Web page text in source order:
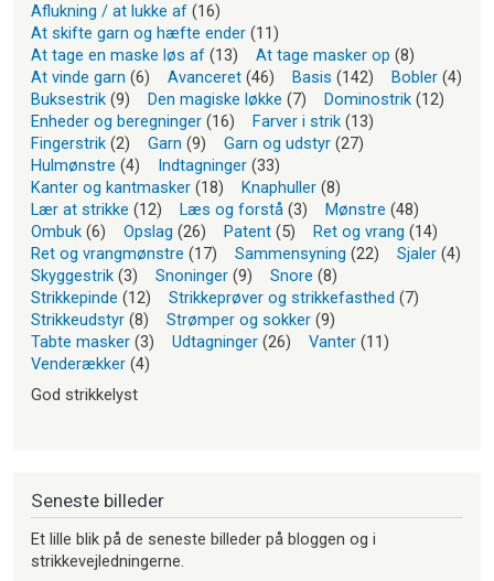
Aflukning / at lukke af (16)
At skifte garn og hæfte ender (11)
At tage en maske løs af (13) At tage masker op (8)
At vinde garn (6) Avanceret (46) Basis (142) Bobler (4)
Buksestrik (9) Den magiske løkke (7) Dominostrik (12)
Enheder og beregninger (16) Farver i strik (13)
Fingerstrik (2) Garn (9) Garn og udstyr (27)
Hulmønstre (4) Indtagninger (33)
Kanter og kantmasker (18) Knaphuller (8)
Lær at strikke (12) Læs og forstå (3) Mønstre (48)
Ombuk (6) Opslag (26) Patent (5) Ret og vrang (14)
Ret og vrangmønstre (17) Sammensyning (22) Sjaler (4)
Skyggestrik (3) Snoninger (9) Snore (8)
Strikkepinde (12) Strikkeprøver og strikkefasthed (7)
Strikkeudstyr (8) Strømper og sokker (9)
Tabte masker (3) Udtagninger (26) Vanter (11)
Venderækker (4)
God strikkelyst
Seneste billeder
Et lille blik på de seneste billeder på bloggen og i
strikkevejledningerne.